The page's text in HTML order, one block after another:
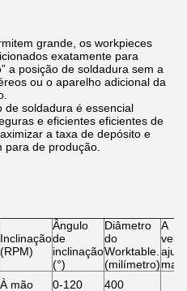
grande, os workpieces
exatamente para
a posição de soldadura sem a
ou o aparelho adicional da
de soldadura é essencial
e eficientes eficientes de
a taxa de depósito e
de produção.
Inclinação
(RPM)
Ângulo
de
inclinação
(°)
Diâmetro
do
Worktable.
(milímetro)
A
À mão 0-120 400